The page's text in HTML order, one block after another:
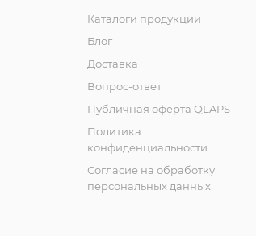
Каталоги продукции
Блог
Доставка
Вопрос-ответ
Публичная оферта QLAPS
Политика
конфиденциальности
Согласие на обработку
персональных данных